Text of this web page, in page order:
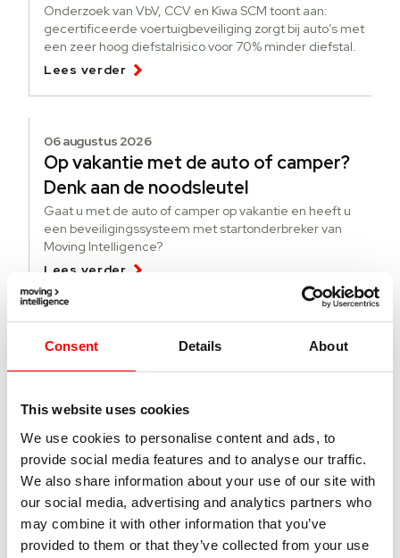
Consent Details About
This website uses cookies
We use cookies to personalise content and ads, to
provide social media features and to analyse our traffic.
We also share information about your use of our site with
our social media, advertising and analytics partners who
may combine it with other information that you’ve
provided to them or that they’ve collected from your use
Onderzoek van VbV, CCV en Kiwa SCM toont aan:
gecertificeerde voertuigbeveiliging zorgt bij auto’s met
een zeer hoog diefstalrisico voor 70% minder diefstal.
Lees verder
06 augustus 2026
Op vakantie met de auto of camper?
Denk aan de noodsleutel
Gaat u met de auto of camper op vakantie en heeft u
een beveiligingssysteem met startonderbreker van
Moving Intelligence?
Lees verder
04 augustus 2026
Specifieke modellen bedrijfsvoertuigen worden vaker
gestolen busjes terug?
Lees verder
01 juli 2026